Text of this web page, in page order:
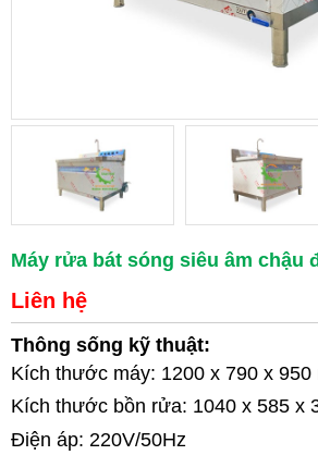
Máy rửa bát sóng siêu âm chậu
Liên hệ
Thông sống kỹ thuật:
Kích thước máy: 1200 x 790 x 950
Kích thước bồn rửa: 1040 x 585 x
Điện áp: 220V/50Hz